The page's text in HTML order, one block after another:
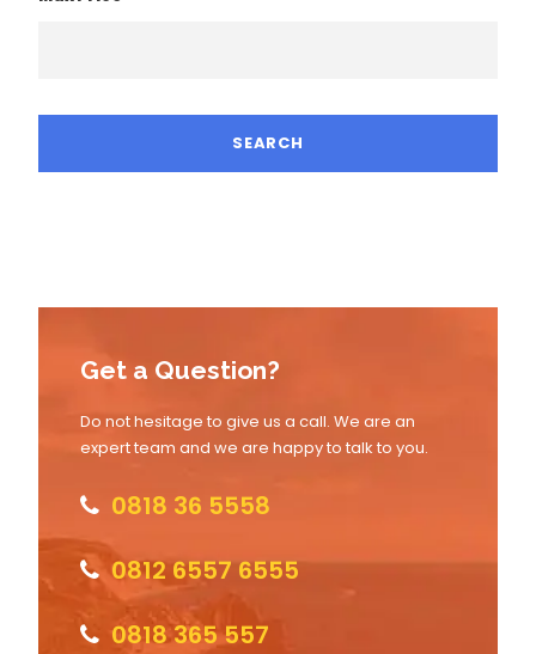
Get a Question?
Do not hesitage to give us a call. We are an
expert team and we are happy to talk to you.
0818 36 5558
0812 6557 6555
0818 365 557